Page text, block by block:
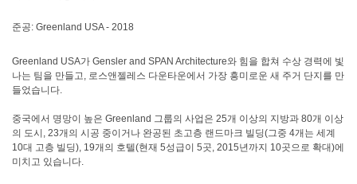
준공: Greenland USA - 2018
Greenland USA가 Gensler and SPAN Architecture와 힘을 합쳐 수상 경력에 빛
나는 팀을 만들고, 로스앤젤레스 다운타운에서 가장 흥미로운 새 주거 단지를 만
들었습니다.
중국에서 명망이 높은 Greenland 그룹의 사업은 25개 이상의 지방과 80개 이상
의 도시, 23개의 시공 중이거나 완공된 초고층 랜드마크 빌딩(그중 4개는 세계
10대 고층 빌딩), 19개의 호텔(현재 5성급이 5곳, 2015년까지 10곳으로 확대)에
미치고 있습니다.